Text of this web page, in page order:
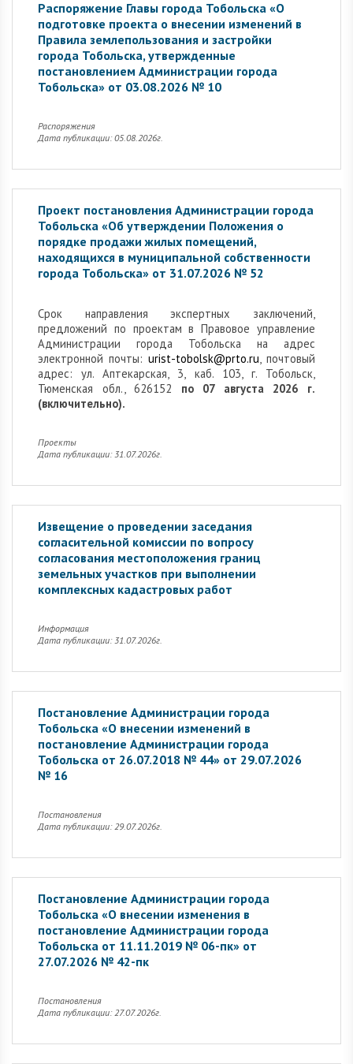
Распоряжение Главы города Тобольска «О
подготовке проекта о внесении изменений в
Правила землепользования и застройки
города Тобольска, утвержденные
постановлением Администрации города
Тобольска» от 03.08.2026 № 10
Распоряжения
Дата публикации: 05.08.2026г.
Проект постановления Администрации города
Тобольска «Об утверждении Положения о
порядке продажи жилых помещений,
находящихся в муниципальной собственности
города Тобольска» от 31.07.2026 № 52
Cрок направления экспертных заключений,
предложений по проектам в Правовое управление
Администрации города Тобольска на адрес
электронной почты: urist-tobolsk@prto.ru, почтовый
адрес: ул. Аптекарская, 3, каб. 103, г. Тобольск,
Тюменская обл., 626152 по 07 августа 2026 г.
(включительно).
Проекты
Дата публикации: 31.07.2026г.
Извещение о проведении заседания
согласительной комиссии по вопросу
согласования местоположения границ
земельных участков при выполнении
комплексных кадастровых работ
Информация
Дата публикации: 31.07.2026г.
Постановление Администрации города
Тобольска «О внесении изменений в
постановление Администрации города
Тобольска от 26.07.2018 № 44» от 29.07.2026
№ 16
Постановления
Дата публикации: 29.07.2026г.
Постановление Администрации города
Тобольска «О внесении изменения в
постановление Администрации города
Тобольска от 11.11.2019 № 06-пк» от
27.07.2026 № 42-пк
Постановления
Дата публикации: 27.07.2026г.